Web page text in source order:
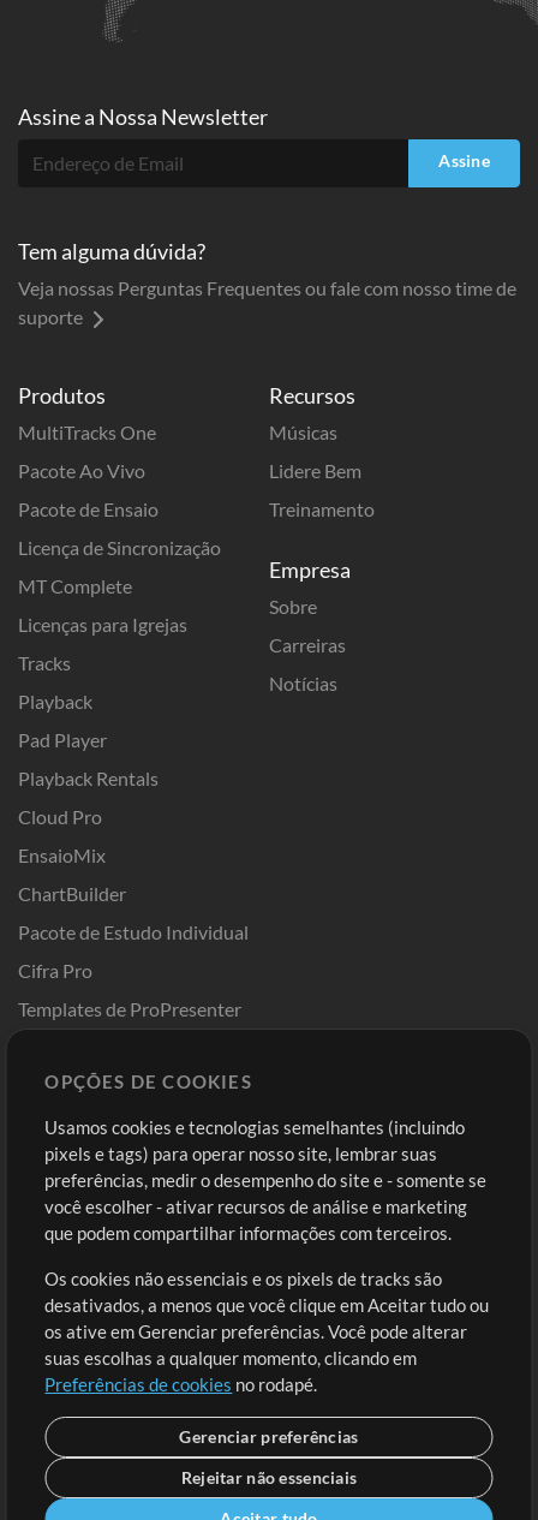
Produtos
MultiTracks One
Pacote Ao Vivo
Pacote de Ensaio
Licença de Sincronização
MT Complete
Licenças para Igrejas
Tracks
Playback
Pad Player
Playback Rentals
Cloud Pro
EnsaioMix
ChartBuilder
Pacote de Estudo Individual
Cifra Pro
Templates de ProPresenter
Recursos
Músicas
Lidere Bem
Treinamento
Empresa
Sobre
Carreiras
Notícias
Comprar Créditos
Conteúdo Grátis
Solicite uma Música
Extras
Sessões
Envie seu conteúdo
Playlist
MT Conference
Entre
Cadastre-se
Ir ao carrinho
Assine a Nossa Newsletter
Assine
Tem alguma dúvida?
Veja nossas Perguntas Frequentes ou fale com nosso time de
suporte
OPÇÕES DE COOKIES
Usamos cookies e tecnologias semelhantes (incluindo
pixels e tags) para operar nosso site, lembrar suas
preferências, medir o desempenho do site e - somente se
você escolher - ativar recursos de análise e marketing
que podem compartilhar informações com terceiros.
Os cookies não essenciais e os pixels de tracks são
desativados, a menos que você clique em Aceitar tudo ou
os ative em Gerenciar preferências. Você pode alterar
suas escolhas a qualquer momento, clicando em
Preferências de cookies no rodapé.
Gerenciar preferências
Rejeitar não essenciais